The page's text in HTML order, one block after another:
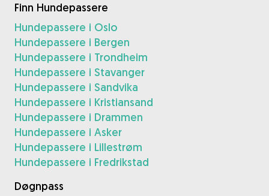
Finn Hundepassere
Hundepassere i Oslo
Hundepassere i Bergen
Hundepassere i Trondheim
Hundepassere i Stavanger
Hundepassere i Sandvika
Hundepassere i Kristiansand
Hundepassere i Drammen
Hundepassere i Asker
Hundepassere i Lillestrøm
Hundepassere i Fredrikstad
Døgnpass